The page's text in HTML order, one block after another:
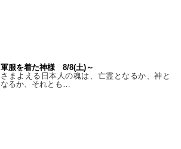
軍服を着た神様 8/8(土)～
さまよえる日本人の魂は、亡霊となるか、神と
なるか、それとも…